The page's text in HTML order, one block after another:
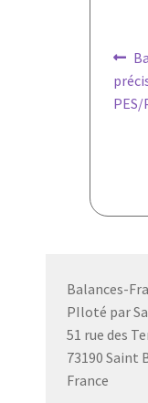
de
PES/
Balances-
PIloté par
51 rue des
73190 Saint
France